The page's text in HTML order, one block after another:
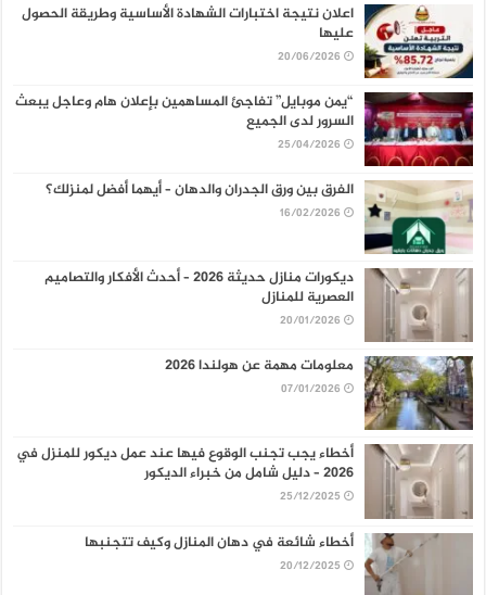
اعلان نتيجة اختبارات الشهادة الأساسية وطريقة الحصول
عليها
20/06/2026
“يمن موبايل” تفاجئ المساهمين بإعلان هام وعاجل يبعث
السرور لدى الجميع
25/04/2026
الفرق بين ورق الجدران والدهان – أيهما أفضل لمنزلك؟
16/02/2026
ديكورات منازل حديثة 2026 – أحدث الأفكار والتصاميم
العصرية للمنازل
20/01/2026
معلومات مهمة عن هولندا 2026
07/01/2026
أخطاء يجب تجنب الوقوع فيها عند عمل ديكور للمنزل في
2026 – دليل شامل من خبراء الديكور
25/12/2025
أخطاء شائعة في دهان المنازل وكيف تتجنبها
20/12/2025